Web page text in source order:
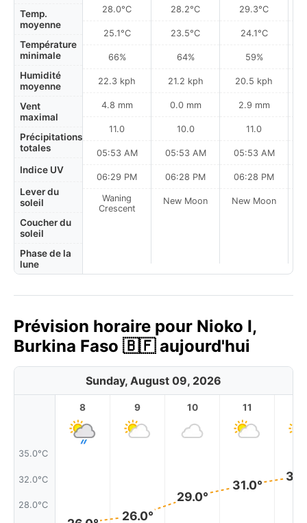
Temp.
moyenne
Température
minimale
Humidité
moyenne
Vent
maximal
Précipitations
totales
Indice UV
Lever du
soleil
Coucher du
soleil
Phase de la
lune
28.0°C
25.1°C
66%
22.3 kph
4.8 mm
11.0
05:53 AM
06:29 PM
Waning
Crescent
28.2°C
23.5°C
64%
21.2 kph
0.0 mm
10.0
05:53 AM
06:28 PM
New Moon
29.3°C
24.1°C
59%
20.5 kph
2.9 mm
11.0
05:53 AM
06:28 PM
New Moon
Prévision horaire pour Nioko I,
Burkina Faso 🇧🇫 aujourd'hui
Sunday, August 09, 2026
35.0°C
32.0°C
28.0°C
8 9
26.0°
10
29.0°
11
31.0°